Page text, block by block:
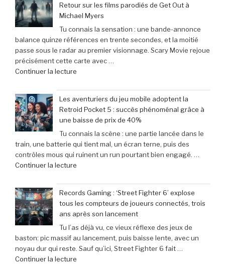
Retour sur les films parodiés de Get Out à
Michael Myers
Tu connais la sensation : une bande-annonce
balance quinze références en trente secondes, et la moitié
passe sous le radar au premier visionnage. Scary Movie rejoue
précisément cette carte avec …
Continuer la lecture
Movie
:
Sinners
dévoile
toutes
ses
cibles
sur
les
films
parodiés
de
Get
Out
Les aventuriers du jeu mobile adoptent la
Retroid Pocket 5 : succès phénoménal grâce à
une baisse de prix de 40%
Tu connais la scène : une partie lancée dans le
train, une batterie qui tient mal, un écran terne, puis des
contrôles mous qui ruinent un run pourtant bien engagé. …
Continuer la lecture
aventuriers
du
jeu
mobile
adoptent
la
Retroid
Records Gaming : ‘Street Fighter 6’ explose
tous les compteurs de joueurs connectés, trois
ans après son lancement
Tu l’as déjà vu, ce vieux réflexe des jeux de
baston: pic massif au lancement, puis baisse lente, avec un
noyau dur qui reste. Sauf qu’ici, Street Fighter 6 fait …
Continuer la lecture